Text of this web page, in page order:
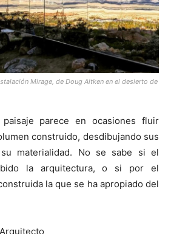
Mirage, de Doug Aitken en el desierto de
parece en ocasiones fluir
construido, desdibujando sus
materialidad. No se sabe si el
la arquitectura, o si por el
la que se ha apropiado del